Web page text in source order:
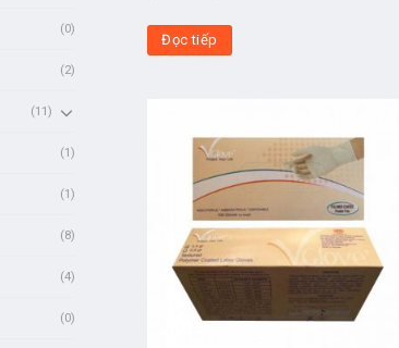
(0)
(2)
(11)
(1)
(1)
(8)
(4)
(0)
Đọc tiếp